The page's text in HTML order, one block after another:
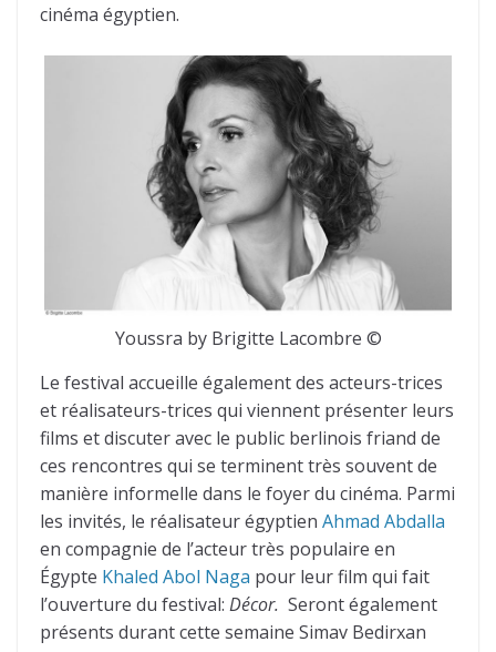
cinéma égyptien.
Youssra by Brigitte Lacombre ©
Le festival accueille également des acteurs-trices
et réalisateurs-trices qui viennent présenter leurs
films et discuter avec le public berlinois friand de
ces rencontres qui se terminent très souvent de
manière informelle dans le foyer du cinéma. Parmi
les invités, le réalisateur égyptien Ahmad Abdalla
en compagnie de l’acteur très populaire en
Égypte Khaled Abol Naga pour leur film qui fait
l’ouverture du festival: Décor. Seront également
présents durant cette semaine Simav Bedirxan